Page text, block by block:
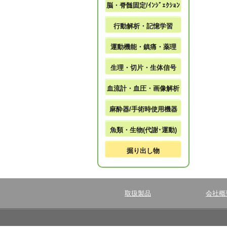
脳・脊髄固定/ｲﾝｼﾞｪｸｼｮﾝ
行動解析・記憶学習
運動機能・鎮痛・薬理
生理・切片・生体信号
血流計・血圧・画像解析
麻酔器/手術時使用機器
魚類・生物(代謝･運動)
掘り出し物
取扱製品 会社概